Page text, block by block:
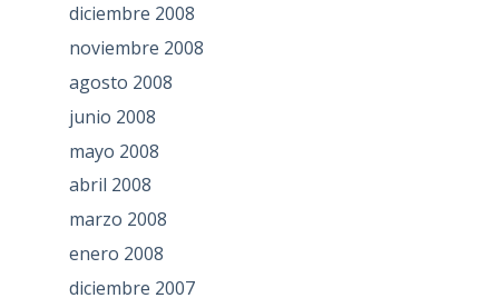
diciembre 2008
noviembre 2008
agosto 2008
junio 2008
mayo 2008
abril 2008
marzo 2008
enero 2008
diciembre 2007